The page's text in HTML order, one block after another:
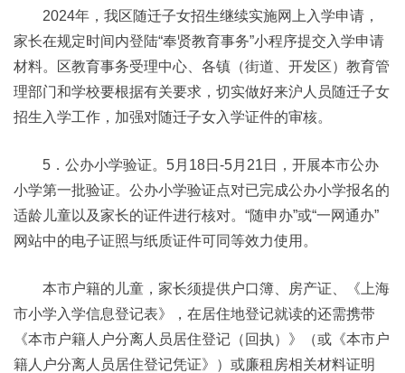
2024年，我区随迁子女招生继续实施网上入学申请，
家长在规定时间内登陆“奉贤教育事务”小程序提交入学申请
材料。区教育事务受理中心、各镇（街道、开发区）教育管
理部门和学校要根据有关要求，切实做好来沪人员随迁子女
招生入学工作，加强对随迁子女入学证件的审核。
5．公办小学验证。5月18日-5月21日，开展本市公办
小学第一批验证。公办小学验证点对已完成公办小学报名的
适龄儿童以及家长的证件进行核对。“随申办”或“一网通办”
网站中的电子证照与纸质证件可同等效力使用。
本市户籍的儿童，家长须提供户口簿、房产证、《上海
市小学入学信息登记表》，在居住地登记就读的还需携带
《本市户籍人户分离人员居住登记（回执）》（或《本市户
籍人户分离人员居住登记凭证》）或廉租房相关材料证明